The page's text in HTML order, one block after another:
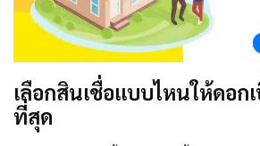
เลือกสินเชื่อแบบไหนให้ดอก
ที่สุด